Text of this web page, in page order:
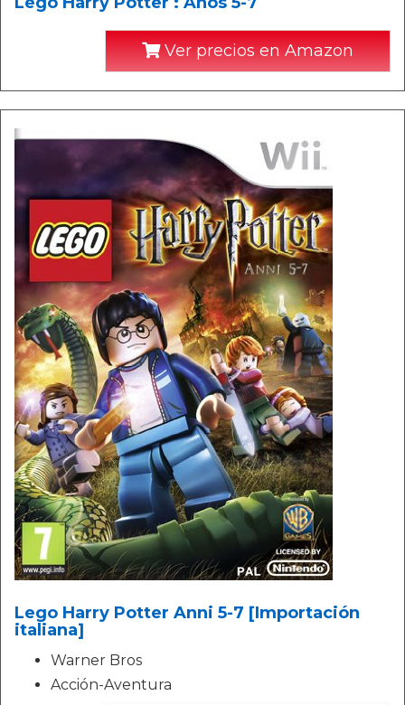
Ver precios en Amazon
Lego Harry Potter Anni 5-7 [Importación
italiana]
Warner Bros
Acción-Aventura